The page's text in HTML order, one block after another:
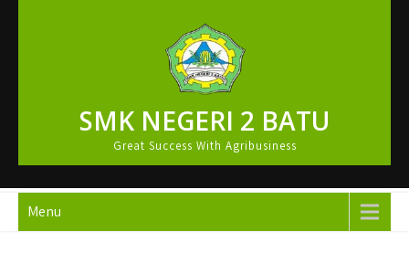
SMK NEGERI 2 BATU
Great Success With Agribusiness
Menu